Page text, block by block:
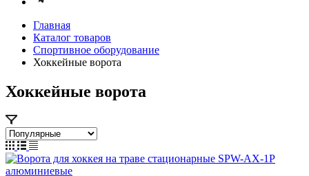
Главная
Каталог товаров
Спортивное оборудование
Хоккейные ворота
Хоккейные ворота